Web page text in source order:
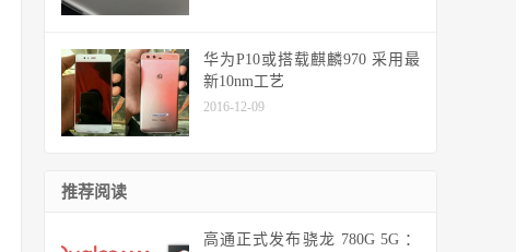
华为P10或搭载麒麟970 采用最
新10nm工艺
2016-12-09
推荐阅读
高通正式发布骁龙 780G 5G ：